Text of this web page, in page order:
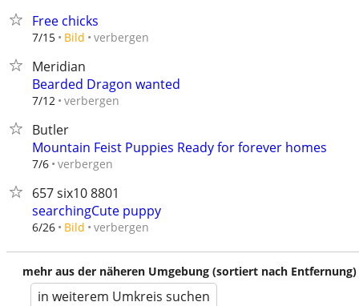
Free chicks
7/15 Bild verbergen
Meridian
Bearded Dragon wanted
7/12 verbergen
Butler
Mountain Feist Puppies Ready for forever homes
7/6 verbergen
657 six10 8801
searchingCute puppy
6/26 Bild verbergen
mehr aus der näheren Umgebung (sortiert nach Entfernung)
in weiterem Umkreis suchen